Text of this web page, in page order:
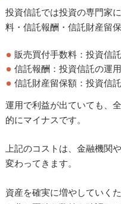
投資信託では投資の専門家
料・信託報酬・信託財産留
販売買付手数料：投資信
信託報酬：投資信託の運
信託財産留保額：投資信
運用で利益が出ていても、
的にマイナスです。
上記のコストは、金融機関
変わってきます。
資産を確実に増やしていく